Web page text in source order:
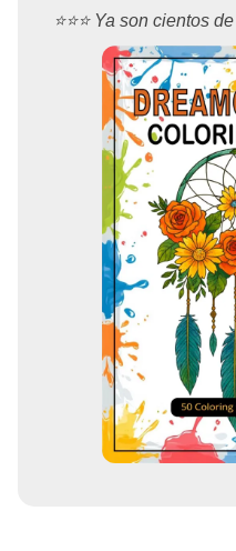
⭐️⭐️⭐️ Ya son cientos